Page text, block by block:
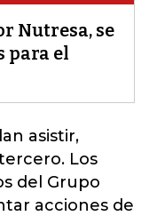
Nutresa, se
para el
asistir,
Los
del Grupo
acciones de